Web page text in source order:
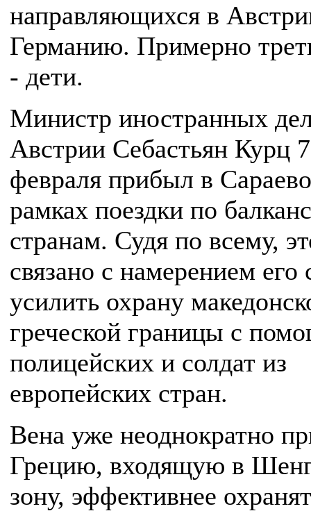
направляющихся в
Германию. Примерно
- дети.
Министр иностранных
Австрии Себастьян Курц 7
февраля прибыл в
рамках поездки по
странам. Судя по всему,
связано с намерением его
усилить охрану
греческой границы с
полицейских и солдат из
европейских стран.
Вена уже неоднократно
Грецию, входящую в
зону, эффективнее